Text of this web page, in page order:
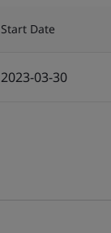
Start Date
2023-03-30